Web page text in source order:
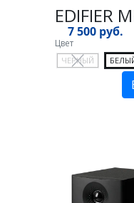
EDIFIER
7 500 руб.
Цвет
ЧЕРНЫЙ